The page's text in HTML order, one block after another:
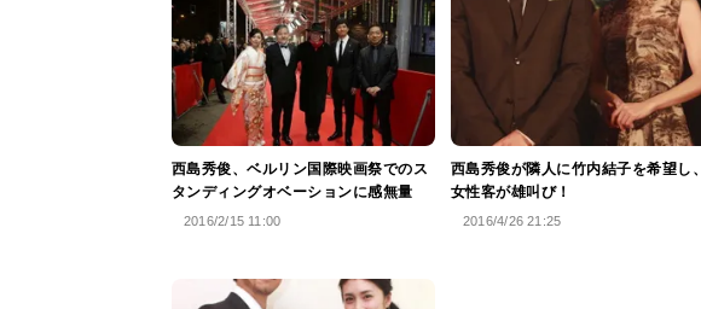
西島秀俊、ベルリン国際映画祭でのス
タンディングオベーションに感無量
2016/2/15 11:00
西島秀俊が隣人に竹内結子を希望し、
女性客が雄叫び！
2016/4/26 21:25